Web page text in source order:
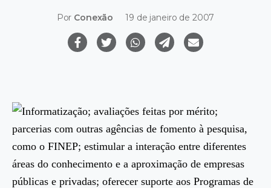
Por Conexão 19 de janeiro de 2007
Informatização; avaliações feitas por mérito;
parcerias com outras agências de fomento à pesquisa,
como o FINEP; estimular a interação entre diferentes
áreas do conhecimento e a aproximação de empresas
públicas e privadas; oferecer suporte aos Programas de